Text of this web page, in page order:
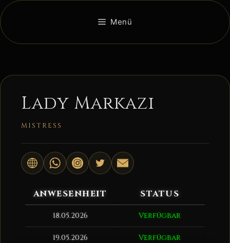
Zum
Inhalt
springen
Menü
Lady Markazi
MISTRESS
ANWESENHEIT STATUS
18.05.2026 Verfügbar
19.05.2026 Verfügbar